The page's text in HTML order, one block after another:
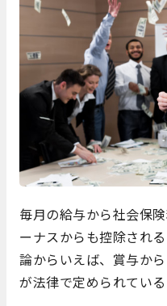
毎月の給与から社会保
ーナスからも控除され
論からいえば、賞与か
が法律で定められている